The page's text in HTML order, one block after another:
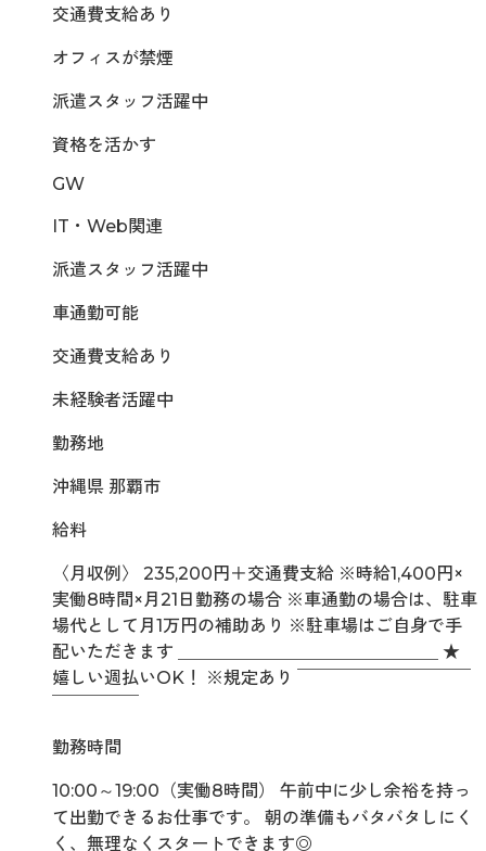
交通費支給あり
オフィスが禁煙
派遣スタッフ活躍中
資格を活かす
GW
IT・Web関連
派遣スタッフ活躍中
車通勤可能
交通費支給あり
未経験者活躍中
勤務地
沖縄県 那覇市
給料
〈月収例〉 235,200円＋交通費支給 ※時給1,400円×
実働8時間×月21日勤務の場合 ※車通勤の場合は、駐車
場代として月1万円の補助あり ※駐車場はご自身で手
配いただきます ＿＿＿＿＿＿＿＿＿＿＿＿＿＿＿ ★
嬉しい週払いOK！ ※規定あり ￣￣￣￣￣￣￣￣￣￣
勤務時間
10:00～19:00（実働8時間） 午前中に少し余裕を持っ
て出勤できるお仕事です。 朝の準備もバタバタしにく
く、無理なくスタートできます◎